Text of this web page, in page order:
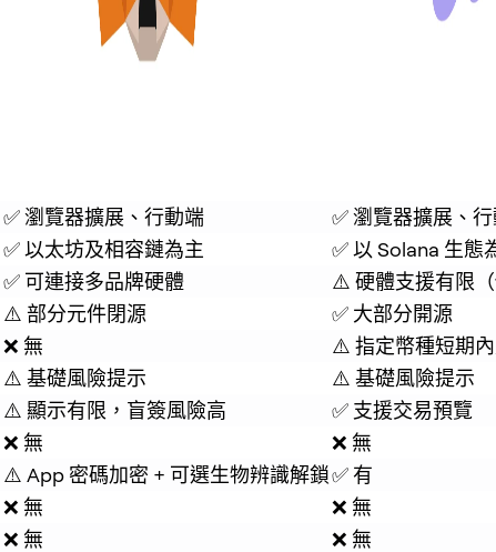
✅ 瀏覽器擴展、行動端
✅ 瀏覽器擴展、
✅ 以太坊及相容鏈為主
✅ 以 Solana 生態
✅ 可連接多品牌硬體
⚠️ 硬體支援有限
⚠️ 部分元件閉源
✅ 大部分開源
❌ 無
⚠️ 指定幣種短期
⚠️ 基礎風險提示
⚠️ 基礎風險提示
⚠️ 顯示有限，盲簽風險高
✅ 支援交易預覽
❌ 無
❌ 無
⚠️ App 密碼加密 + 可選生物辨識解鎖✅ 有
❌ 無
❌ 無
❌ 無
❌ 無